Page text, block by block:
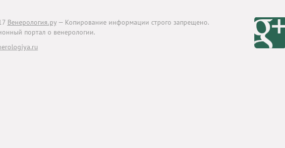
Венерология.ру— Копирование информации строго запрещено.
портал о венерологии.